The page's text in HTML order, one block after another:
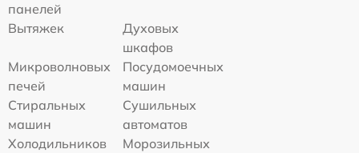
панелей
Вытяжек
Духовых
шкафов
Микроволновых
печей
Посудомоечных
машин
Стиральных
машин
Сушильных
автоматов
Холодильников
Морозильных